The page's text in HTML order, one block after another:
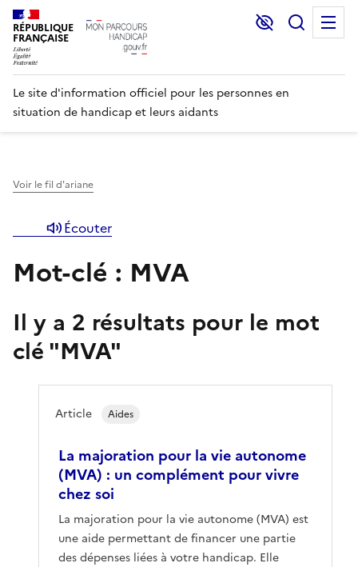
RÉPUBLIQUE
FRANÇAISE
Lecture et
Le site d'information officiel pour les personnes en
situation de handicap et leurs aidants
Voir le fil d'ariane
Écouter
Mot-clé : MVA
Il y a 2 résultats pour le mot
clé "MVA"
La majoration pour la vie autonome
(MVA) : un complément pour vivre
chez soi
La majoration pour la vie autonome (MVA) est
une aide permettant de financer une partie
des dépenses liées à votre handicap. Elle
Article Aides